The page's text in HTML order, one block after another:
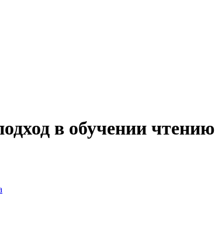
в обучении чтению